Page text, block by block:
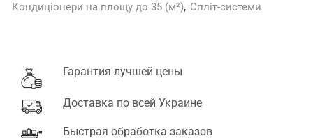
Кондиціонери на площу до 35 (м²), Спліт-системи
Гарантия лучшей цены
Доставка по всей Украине
Быстрая обработка заказов